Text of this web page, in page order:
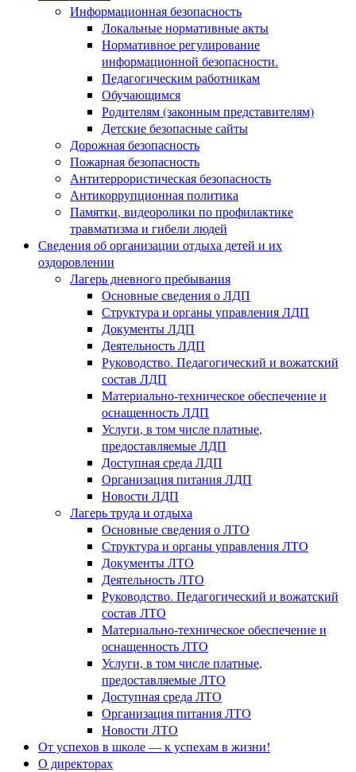
Информационная безопасность
Локальные нормативные акты
Нормативное регулирование
информационной безопасности.
Педагогическим работникам
Обучающимся
Родителям (законным представителям)
Детские безопасные сайты
Дорожная безопасность
Пожарная безопасность
Антитеррористическая безопасность
Антикоррупционная политика
Памятки, видеоролики по профилактике
травматизма и гибели людей
Сведения об организации отдыха детей и их
оздоровлении
Лагерь дневного пребывания
Основные сведения о ЛДП
Структура и органы управления ЛДП
Документы ЛДП
Деятельность ЛДП
Руководство. Педагогический и вожатский
состав ЛДП
Материально-техническое обеспечение и
оснащенность ЛДП
Услуги, в том числе платные,
предоставляемые ЛДП
Доступная среда ЛДП
Организация питания ЛДП
Новости ЛДП
Лагерь труда и отдыха
Основные сведения о ЛТО
Структура и органы управления ЛТО
Документы ЛТО
Деятельность ЛТО
Руководство. Педагогический и вожатский
состав ЛТО
Материально-техническое обеспечение и
оснащенность ЛТО
Услуги, в том числе платные,
предоставляемые ЛТО
Доступная среда ЛТО
Организация питания ЛТО
Новости ЛТО
От успехов в школе — к успехам в жизни!
О директорах